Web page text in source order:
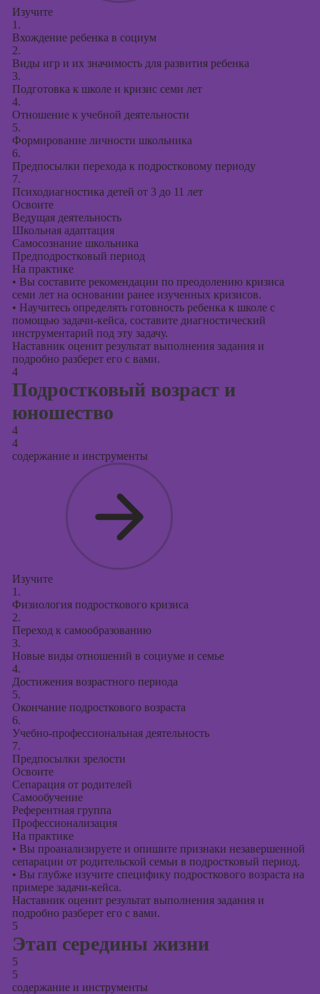
Изучите
1.
Вхождение ребенка в социум
2.
Виды игр и их значимость для развития ребенка
3.
Подготовка к школе и кризис семи лет
4.
Отношение к учебной деятельности
5.
Формирование личности школьника
6.
Предпосылки перехода к подростковому периоду
7.
Психодиагностика детей от 3 до 11 лет
Освоите
Ведущая деятельность
Школьная адаптация
Самосознание школьника
Предподростковый период
На практике
• Вы составите рекомендации по преодолению кризиса
семи лет на основании ранее изученных кризисов.
• Научитесь определять готовность ребенка к школе с
помощью задачи-кейса, составите диагностический
инструментарий под эту задачу.
Наставник оценит результат выполнения задания и
подробно разберет его с вами.
4
Подростковый возраст и
юношество
4
4
содержание и инструменты
Изучите
1.
Физиология подросткового кризиса
2.
Переход к самообразованию
3.
Новые виды отношений в социуме и семье
4.
Достижения возрастного периода
5.
Окончание подросткового возраста
6.
Учебно-профессиональная деятельность
7.
Предпосылки зрелости
Освоите
Сепарация от родителей
Самообучение
Референтная группа
Профессионализация
На практике
• Вы проанализируете и опишите признаки незавершенной
сепарации от родительской семьи в подростковый период.
• Вы глубже изучите специфику подросткового возраста на
примере задачи-кейса.
Наставник оценит результат выполнения задания и
подробно разберет его с вами.
5
Этап середины жизни
5
5
содержание и инструменты